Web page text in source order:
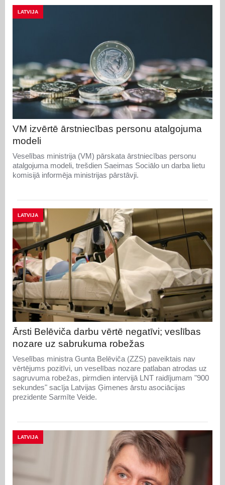
LATVIJA
VM izvērtē ārstniecības personu atalgojuma
modeli
Veselības ministrija (VM) pārskata ārstniecības personu
atalgojuma modeli, trešdien Saeimas Sociālo un darba lietu
komisijā informēja ministrijas pārstāvji.
LATVIJA
Ārsti Belēviča darbu vērtē negatīvi; veslības
nozare uz sabrukuma robežas
Veselības ministra Gunta Belēviča (ZZS) paveiktais nav
vērtējums pozitīvi, un veselības nozare patlaban atrodas uz
sagruvuma robežas, pirmdien intervijā LNT raidījumam "900
sekundes" sacīja Latvijas Ģimenes ārstu asociācijas
prezidente Sarmīte Veide.
LATVIJA